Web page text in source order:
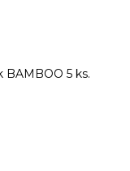
BAMBOO 5 ks.